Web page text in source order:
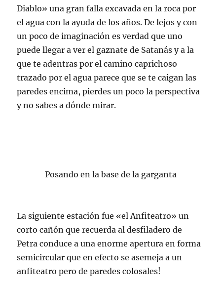
Diablo» una gran falla excavada en la roca por
el agua con la ayuda de los años. De lejos y con
un poco de imaginación es verdad que uno
puede llegar a ver el gaznate de Satanás y a la
que te adentras por el camino caprichoso
trazado por el agua parece que se te caigan las
paredes encima, pierdes un poco la perspectiva
y no sabes a dónde mirar.
Posando en la base de la garganta
La siguiente estación fue «el Anfiteatro» un
corto cañón que recuerda al desfiladero de
Petra conduce a una enorme apertura en forma
semicircular que en efecto se asemeja a un
anfiteatro pero de paredes colosales!